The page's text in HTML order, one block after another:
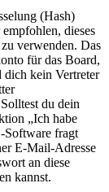
(Hash)
dieses
verwenden. Das
für das Board,
dich kein Vertreter
du dein
„Ich habe
Software fragt
E-Mail-Adresse
an diese
kannst.